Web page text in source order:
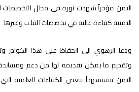
اليمن مؤخراً شهدت ثورة في مجال التخصصات
اليمنية كفاءة عالية في تخصصات القلب وغيرها
ودعا الرهوي الى الحفاظ على هذا الكوادر
وتقديم ما يمكن تقديمه لها من دعم
اليمن مستشهداً ببعض الكفاءات العلمية